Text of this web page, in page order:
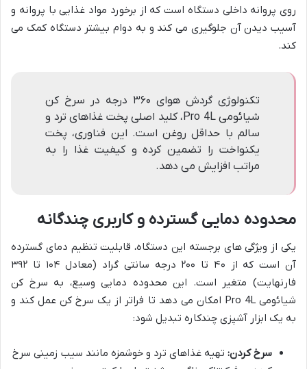
روی پروانه داخلی دستگاه است که از برخورد مواد غذایی با پروانه و
آسیب دیدن آن جلوگیری می کند و به دوام بیشتر دستگاه کمک می
کند.
تکنولوژی گردش هوای ۳۶۰ درجه در سرخ کن
شیائومی Pro 4L، کلید اصلی پخت غذاهای ترد و
سالم با حداقل روغن است. این فناوری، پخت
یکنواخت را تضمین کرده و کیفیت غذا را به
مراتب افزایش می دهد.
محدوده دمایی گسترده و کاربری چندگانه
یکی از ویژگی های برجسته این دستگاه، قابلیت تنظیم دمای گسترده
آن است که از ۴۰ تا ۲۰۰ درجه سانتی گراد (معادل ۱۰۴ تا ۳۹۲
فارنهایت) متغیر است. این محدوده دمایی وسیع، به سرخ کن
شیائومی Pro 4L امکان می دهد تا فراتر از یک سرخ کن عمل کند و
به یک ابزار آشپزی چندکاره تبدیل شود:
سرخ کردن: تهیه غذاهای ترد و خوشمزه مانند سیب زمینی سرخ